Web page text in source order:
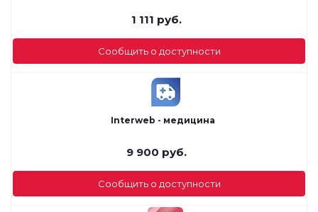
1 111 руб.
Сообщить о доступности
Interweb - медицина
9 900 руб.
Сообщить о доступности